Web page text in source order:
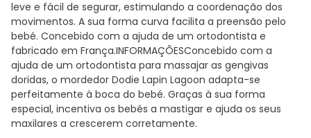
leve e fácil de segurar, estimulando a coordenação dos
movimentos. A sua forma curva facilita a preensão pelo
bebé. Concebido com a ajuda de um ortodontista e
fabricado em França.INFORMAÇÕESConcebido com a
ajuda de um ortodontista para massajar as gengivas
doridas, o mordedor Dodie Lapin Lagoon adapta-se
perfeitamente à boca do bebé. Graças à sua forma
especial, incentiva os bebés a mastigar e ajuda os seus
maxilares a crescerem corretamente.